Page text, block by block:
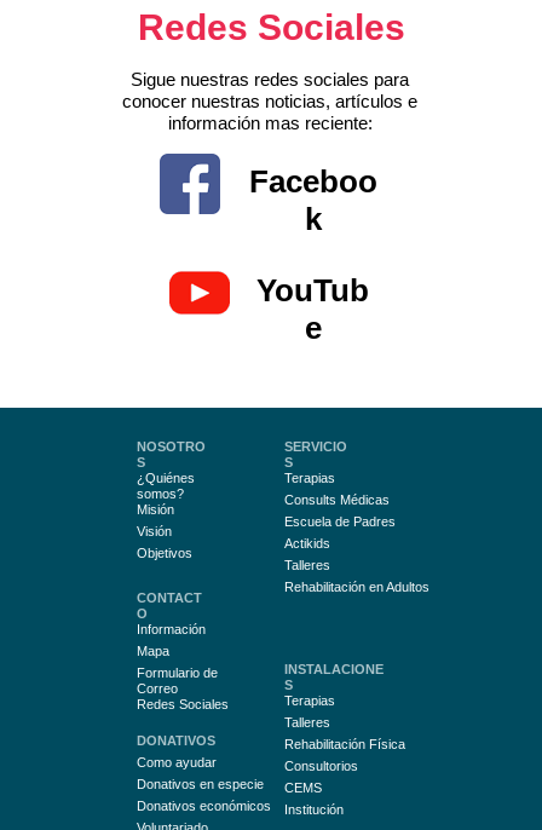
Redes Sociales
Sigue nuestras redes sociales para
conocer nuestras noticias, artículos e
información mas reciente:
Faceboo
k
YouTub
e
NOSOTRO
S
¿Quiénes
somos?
Misión
Visión
Objetivos
CONTACT
O
Información
Mapa
Formulario de
Correo
Redes Sociales
DONATIVOS
Como ayudar
Donativos en especie
Donativos económicos
SERVICIO
S
Terapias
Consults Médicas
Escuela de Padres
Actikids
Talleres
Rehabilitación en Adultos
INSTALACIONE
S
Terapias
Talleres
Rehabilitación Física
Consultorios
CEMS
Institución